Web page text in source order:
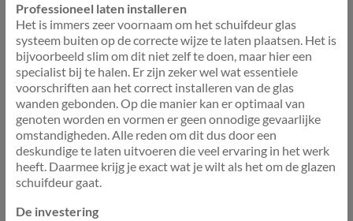
Professioneel laten installeren
Het is immers zeer voornaam om het schuifdeur glas
systeem buiten op de correcte wijze te laten plaatsen. Het is
bijvoorbeeld slim om dit niet zelf te doen, maar hier een
specialist bij te halen. Er zijn zeker wel wat essentiele
voorschriften aan het correct installeren van de glas
wanden gebonden. Op die manier kan er optimaal van
genoten worden en vormen er geen onnodige gevaarlijke
omstandigheden. Alle reden om dit dus door een
deskundige te laten uitvoeren die veel ervaring in het werk
heeft. Daarmee krijg je exact wat je wilt als het om de glazen
schuifdeur gaat.
De investering